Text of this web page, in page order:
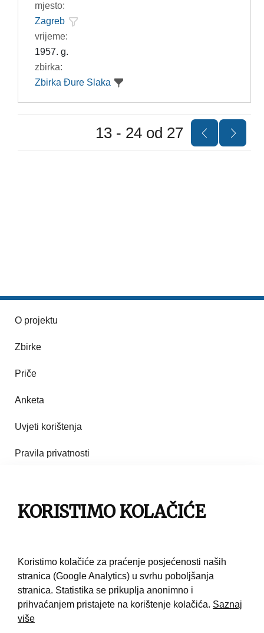
mjesto:
Zagreb
vrijeme:
1957. g.
zbirka:
Zbirka Đure Slaka
13 - 24 od 27
O projektu
Zbirke
Priče
Anketa
Uvjeti korištenja
Pravila privatnosti
Pravila korištenja
KORISTIMO KOLAČIĆE
Koristimo kolačiće za praćenje posjećenosti naših
stranica (Google Analytics) u svrhu poboljšanja
stranica. Statistika se prikuplja anonimno i
prihvaćanjem pristajete na korištenje kolačića. Saznaj
više